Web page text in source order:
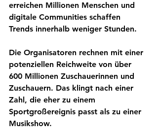
erreichen Millionen Menschen und
digitale Communities schaffen
Trends innerhalb weniger Stunden.
Die Organisatoren rechnen mit einer
potenziellen Reichweite von über
600 Millionen Zuschauerinnen und
Zuschauern. Das klingt nach einer
Zahl, die eher zu einem
Sportgroßereignis passt als zu einer
Musikshow.